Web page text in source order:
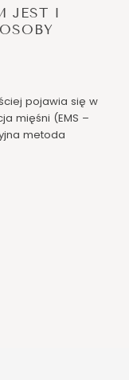
JEST I
pojawia się w
mięśni (EMS –
metoda